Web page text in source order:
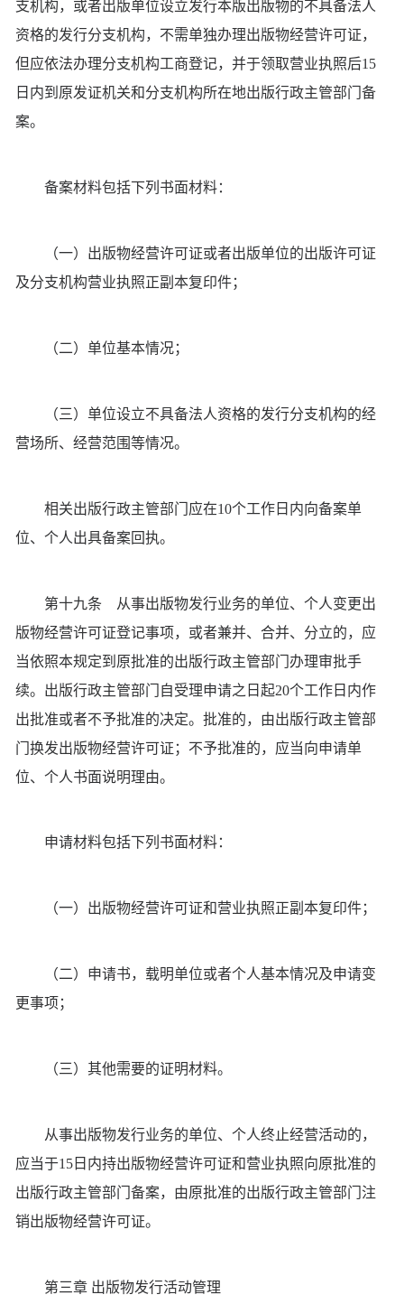
支机构，或者出版单位设立发行本版出版物的不具备法人
资格的发行分支机构，不需单独办理出版物经营许可证，
但应依法办理分支机构工商登记，并于领取营业执照后15
日内到原发证机关和分支机构所在地出版行政主管部门备
案。
备案材料包括下列书面材料：
（一）出版物经营许可证或者出版单位的出版许可证
及分支机构营业执照正副本复印件；
（二）单位基本情况；
（三）单位设立不具备法人资格的发行分支机构的经
营场所、经营范围等情况。
相关出版行政主管部门应在10个工作日内向备案单
位、个人出具备案回执。
第十九条 从事出版物发行业务的单位、个人变更出
版物经营许可证登记事项，或者兼并、合并、分立的，应
当依照本规定到原批准的出版行政主管部门办理审批手
续。出版行政主管部门自受理申请之日起20个工作日内作
出批准或者不予批准的决定。批准的，由出版行政主管部
门换发出版物经营许可证；不予批准的，应当向申请单
位、个人书面说明理由。
申请材料包括下列书面材料：
（一）出版物经营许可证和营业执照正副本复印件；
（二）申请书，载明单位或者个人基本情况及申请变
更事项；
（三）其他需要的证明材料。
从事出版物发行业务的单位、个人终止经营活动的，
应当于15日内持出版物经营许可证和营业执照向原批准的
出版行政主管部门备案，由原批准的出版行政主管部门注
销出版物经营许可证。
第三章 出版物发行活动管理